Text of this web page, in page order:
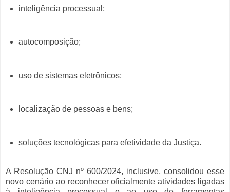
inteligência processual;
autocomposição;
uso de sistemas eletrônicos;
localização de pessoas e bens;
soluções tecnológicas para efetividade da Justiça.
A Resolução CNJ nº 600/2024, inclusive, consolidou esse
novo cenário ao reconhecer oficialmente atividades ligadas